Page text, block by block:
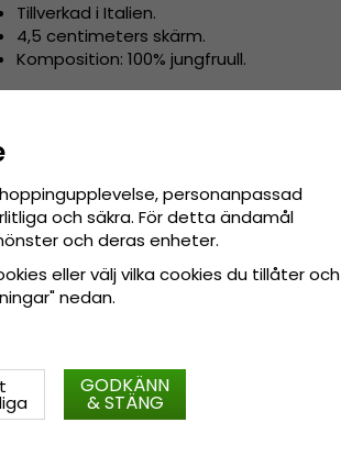
Tillverkad i Italien.
4,5 centimeters skärm.
Komposition: 100% jungfruull.
personanpassad
och säkra. För detta ändamål
och deras enheter.
eller välj vilka cookies du tillåter och
nedan.
GODKÄNN
& STÄNG